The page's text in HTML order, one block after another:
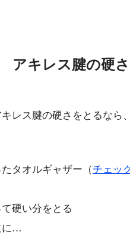
アキレス腱の硬
レス腱の硬さをとるなら
タオルギャザー（チェッ
硬い分をとる
に…